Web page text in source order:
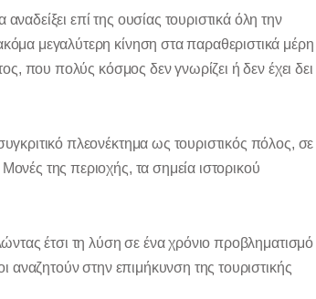
επί της ουσίας τουριστικά όλη την
μεγαλύτερη κίνηση στα παραθεριστικά μέρη
που πολύς κόσμος δεν γνωρίζει ή δεν έχει δει
πλεονέκτημα ως τουριστικός πόλος, σε
της περιοχής, τα σημεία ιστορικού
έτσι τη λύση σε ένα χρόνιο προβληματισμό
αναζητούν στην επιμήκυνση της τουριστικής